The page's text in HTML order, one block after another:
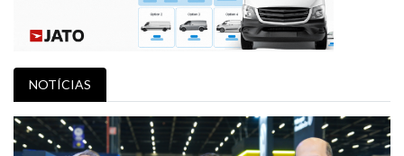
NOTÍCIAS